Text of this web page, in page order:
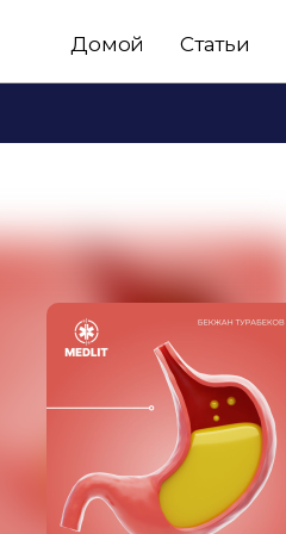
Домой Статьи